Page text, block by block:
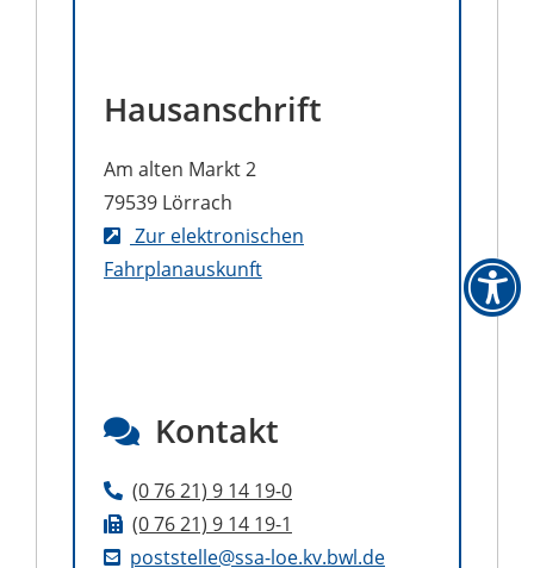
Hausanschrift
Am alten Markt 2
79539 Lörrach
Zur elektronischen
Fahrplanauskunft
Kontakt
(07621) 9 14 19-0
(07621) 9 14 19-1
poststelle@ssa-loe.kv.bwl.de